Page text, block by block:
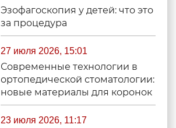
Эзофагоскопия у детей: что это
за процедура
27 июля 2026, 15:01
Современные технологии в
ортопедической стоматологии:
новые материалы для коронок
23 июля 2026, 11:17